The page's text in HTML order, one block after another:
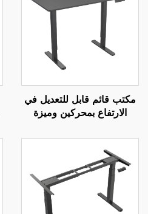
مكتب قائم قابل للتعديل في
الارتفاع بمحركين وميزة
MOUNTS JSD2-01-1P